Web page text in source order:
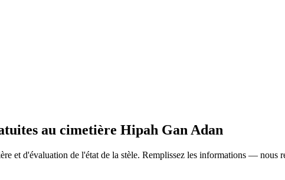
au cimetière Hipah Gan Adan
et d'évaluation de l'état de la stèle. Remplissez les informations — nous